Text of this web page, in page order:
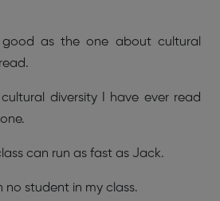
as the one about cultural
diversity I have ever read
can run as fast as Jack.
no student in my class.